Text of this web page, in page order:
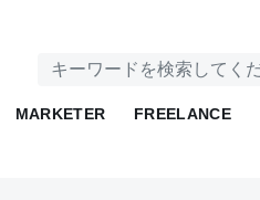
MARKETER FREELANCE